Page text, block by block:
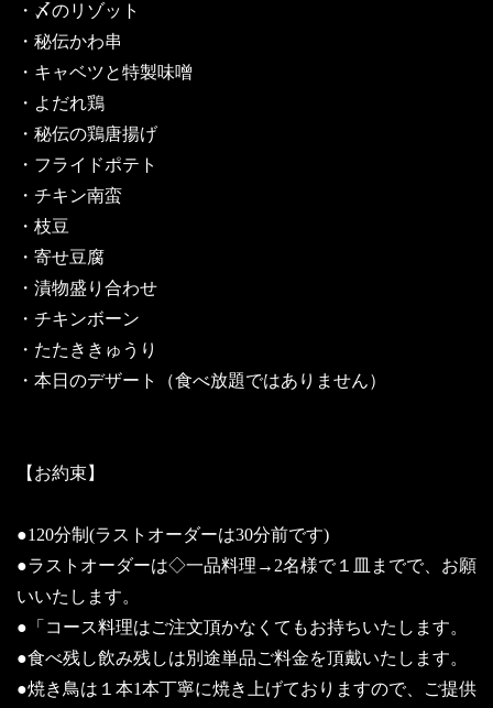
・〆のリゾット
・秘伝かわ串
・キャベツと特製味噌
・よだれ鶏
・秘伝の鶏唐揚げ
・フライドポテト
・チキン南蛮
・枝豆
・寄せ豆腐
・漬物盛り合わせ
・チキンボーン
・たたききゅうり
・本日のデザート（食べ放題ではありません）
【お約束】
●120分制(ラストオーダーは30分前です)
●ラストオーダーは◇一品料理→2名様で１皿までで、お願
いいたします。
●「コース料理はご注文頂かなくてもお持ちいたします。
●食べ残し飲み残しは別途単品ご料金を頂戴いたします。
●焼き鳥は１本1本丁寧に焼き上げておりますので、ご提供